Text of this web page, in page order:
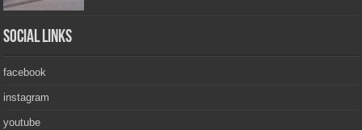
Social Links
facebook
instagram
youtube